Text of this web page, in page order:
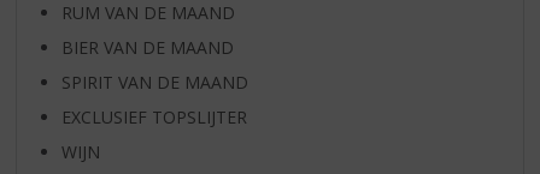
RUM VAN DE MAAND
BIER VAN DE MAAND
SPIRIT VAN DE MAAND
EXCLUSIEF TOPSLIJTER
WIJN